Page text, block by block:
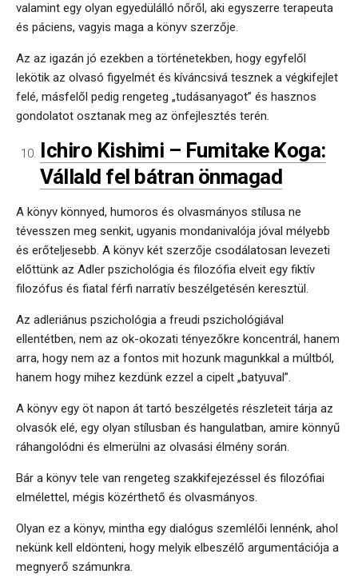
valamint egy olyan egyedülálló nőről, aki egyszerre terapeuta
és páciens, vagyis maga a könyv szerzője.
Az az igazán jó ezekben a történetekben, hogy egyfelől
lekötik az olvasó figyelmét és kíváncsivá tesznek a végkifejlet
felé, másfelől pedig rengeteg „tudásanyagot” és hasznos
gondolatot osztanak meg az önfejlesztés terén.
Ichiro Kishimi – Fumitake Koga:
Vállald fel bátran önmagad
A könyv könnyed, humoros és olvasmányos stílusa ne
tévesszen meg senkit, ugyanis mondanivalója jóval mélyebb
és erőteljesebb. A könyv két szerzője csodálatosan levezeti
előttünk az Adler pszichológia és filozófia elveit egy fiktív
filozófus és fiatal férfi narratív beszélgetésén keresztül.
Az adleriánus pszichológia a freudi pszichológiával
ellentétben, nem az ok-okozati tényezőkre koncentrál, hanem
arra, hogy nem az a fontos mit hozunk magunkkal a múltból,
hanem hogy mihez kezdünk ezzel a cipelt „batyuval”.
A könyv egy öt napon át tartó beszélgetés részleteit tárja az
olvasók elé, egy olyan stílusban és hangulatban, amire könnyű
ráhangolódni és elmerülni az olvasási élmény során.
Bár a könyv tele van rengeteg szakkifejezéssel és filozófiai
elmélettel, mégis közérthető és olvasmányos.
Olyan ez a könyv, mintha egy dialógus szemlélői lennénk, ahol
nekünk kell eldönteni, hogy melyik elbeszélő argumentációja a
megnyerő számunkra.